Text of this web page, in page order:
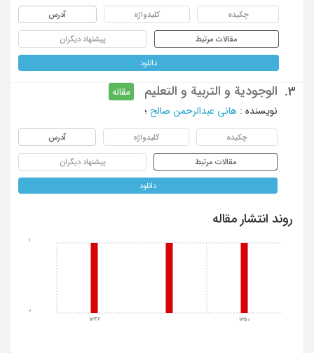
چکیده کلیدواژه آدرس
مقالات مرتبط پیشنهاد دیگران
دانلود
3. الوجودیة و التربیة و التعلیم
مقاله
نویسنده : هانی عبدالرحمن صالح ؛
چکیده کلیدواژه آدرس
مقالات مرتبط پیشنهاد دیگران
دانلود
روند انتشار مقاله
1346 1350
0
1